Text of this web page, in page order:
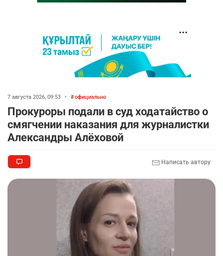
7 августа 2026, 09:53 • официально
Прокуроры подали в суд ходатайство о
смягчении наказания для журналистки
Александры Алёховой
Написать автору